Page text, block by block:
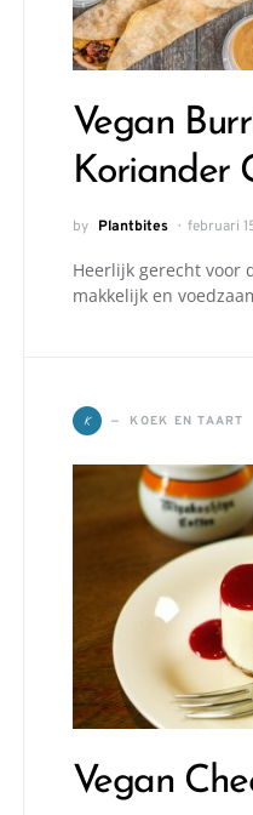
Vegan
Koriander
by Plantbites februari
Heerlijk gerecht voor
makkelijk en
K KOEK EN TAART
Vegan